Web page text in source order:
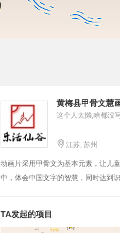
黄梅县甲骨文慧
这个人太懒,啥都没
 江苏, 苏州
动画片采用甲骨文为基本元素，让儿
中，体会中国文字的智慧，同时达到识
TA发起的项目